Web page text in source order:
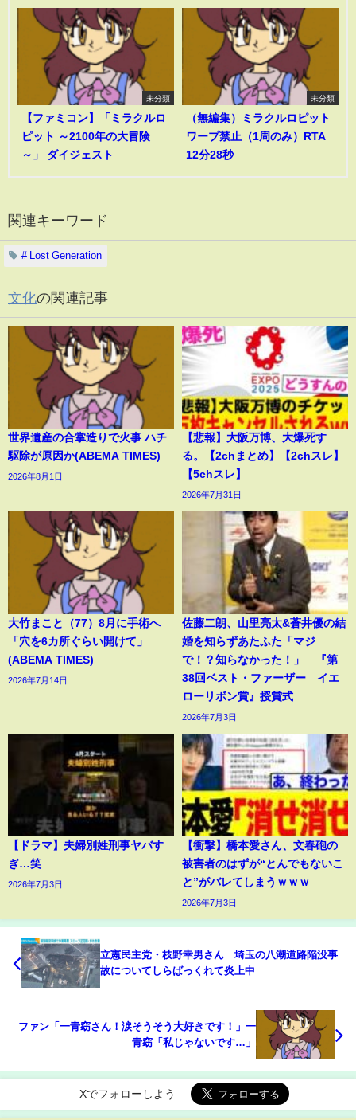
未分類
【ファミコン】「ミラクルロ
ピット ～2100年の大冒険
～」 ダイジェスト
未分類
（無編集）ミラクルロピット
ワープ禁止（1周のみ）RTA
12分28秒
関連キーワード
# Lost Generation
文化の関連記事
世界遺産の合掌造りで火事 ハチ
駆除が原因か(ABEMA TIMES)
2026年8月1日
【悲報】大阪万博、大爆死す
る。【2chまとめ】【2chスレ】
【5chスレ】
2026年7月31日
大竹まこと（77）8月に手術へ
「穴を6カ所ぐらい開けて」
(ABEMA TIMES)
2026年7月14日
佐藤二朗、山里亮太&蒼井優の結
婚を知らずあたふた「マジ
で！？知らなかった！」 『第
38回ベスト・ファーザー イエ
ローリボン賞』授賞式
2026年7月3日
【ドラマ】夫婦別姓刑事ヤバす
ぎ…笑
2026年7月3日
【衝撃】橋本愛さん、文春砲の
被害者のはずが“とんでもないこ
と”がバレてしまうｗｗｗ
2026年7月3日
立憲民主党・枝野幸男さん 埼玉の八潮道路陥没事
故についてしらばっくれて炎上中
ファン「一青窈さん！涙そうそう大好きです！」一
青窈「私じゃないです…」
Xでフォローしよう